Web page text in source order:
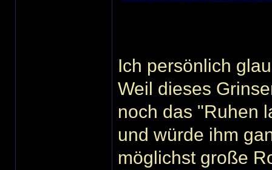
Ich persönlich
Weil dieses
noch das "Ruhen
und würde ihm
möglichst große